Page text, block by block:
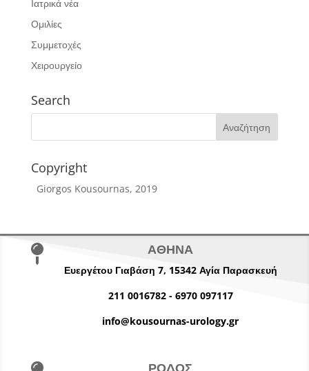
Ιατρικά νέα
Ομιλίες
Συμμετοχές
Χειρουργείο
Search
Copyright
Giorgos Kousournas, 2019
 ΑΘΗΝΑ
Ευεργέτου Γιαβάση 7, 15342 Αγία Παρασκευή
211 0016782- 6970 097117
info@kousournas-urology.gr
ΡΟΔΟΣ